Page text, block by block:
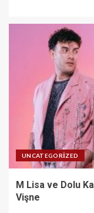
UNCATEGORIZED
M Lisa ve Dolu
Vişne